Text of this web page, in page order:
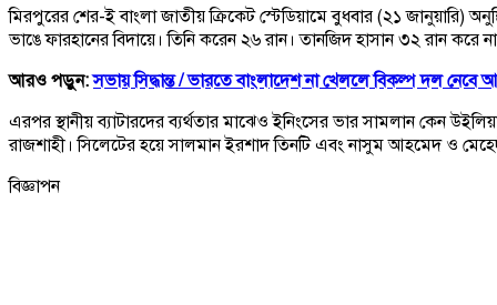
মিরপুরের শের-ই বাংলা জাতীয় ক্রিকেট স্টেডিয়ামে বুধবার (২১ জানুয়ারি)
ভাঙে ফারহানের বিদায়ে। তিনি করেন ২৬ রান। তানজিদ হাসান ৩২ রান
আরও পড়ুন:সভায় সিদ্ধান্ত / ভারতে বাংলাদেশ না খেললে বিকল্প দল নেবে
এরপর স্থানীয় ব্যাটারদের ব্যর্থতার মাঝেও ইনিংসের ভার সামলান কেন
রাজশাহী। সিলেটের হয়ে সালমান ইরশাদ তিনটি এবং নাসুম আহমেদ ও
বিজ্ঞাপন